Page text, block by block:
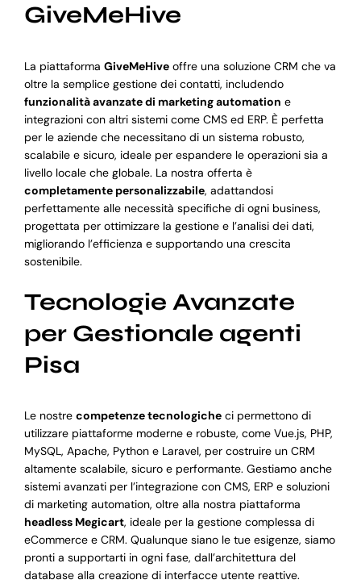
GiveMeHive
La piattaforma GiveMeHiveoffre una soluzione CRM che va
oltre la semplice gestione dei contatti, includendo
funzionalità avanzate di marketing automation e
integrazioni con altri sistemi come CMS ed ERP. È perfetta
per le aziende che necessitano di un sistema robusto,
scalabile e sicuro, ideale per espandere le operazioni sia a
livello locale che globale. La nostra offerta è
completamente personalizzabile, adattandosi
perfettamente alle necessità specifiche di ogni business,
progettata per ottimizzare la gestione e l’analisi dei dati,
migliorando l’efficienza e supportando una crescita
sostenibile.
Tecnologie Avanzate
per Gestionale agenti
Pisa
Le nostre competenze tecnologicheci permettono di
utilizzare piattaforme moderne e robuste, come Vue.js, PHP,
MySQL, Apache, Python e Laravel, per costruire un CRM
altamente scalabile, sicuro e performante. Gestiamo anche
sistemi avanzati per l’integrazione con CMS, ERP e soluzioni
di marketing automation, oltre alla nostra piattaforma
headless Megicart, ideale per la gestione complessa di
eCommerce e CRM. Qualunque siano le tue esigenze, siamo
pronti a supportarti in ogni fase, dall’architettura del
database alla creazione di interfacce utente reattive.